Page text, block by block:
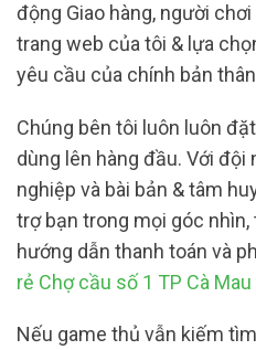
động Giao hàng, người
trang web của tôi & lựa
yêu cầu của chính bản
Chúng bên tôi luôn luôn
dùng lên hàng đầu. Với đội
nghiệp và bài bản & tâm
trợ bạn trong mọi góc
hướng dẫn thanh toán và
rẻ Chợ cầu số 1 TP Cà Mau
Nếu game thủ vẫn kiếm